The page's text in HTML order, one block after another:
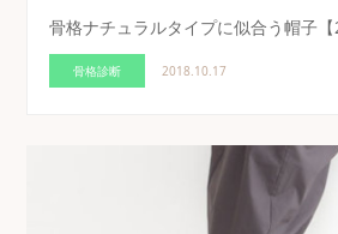
骨格ナチュラルタイプに似合う帽子【
骨格診断 2018.10.17